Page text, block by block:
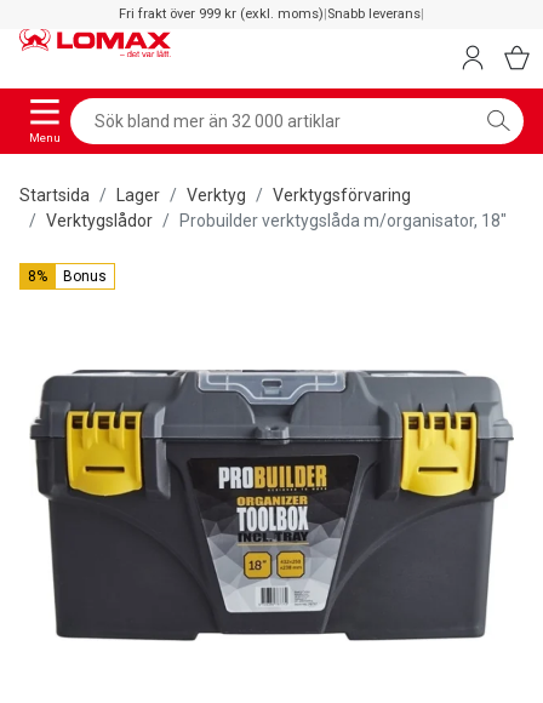
Fri frakt över 999 kr (exkl. moms)|Snabb leverans|
Menu
Startsida Lager Verktyg
Verktygsförvaring
Verktygslådor
Probuilder verktygslåda m/organisator, 18"
8% Bonus